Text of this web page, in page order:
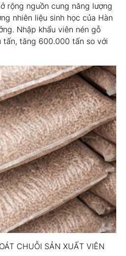
rộng nguồn cung năng lượng
nhiên liệu sinh học của Hàn
Nhập khẩu viên nén gỗ
tăng 600.000 tấn so với
CHUỖI SẢN XUẤT VIÊN